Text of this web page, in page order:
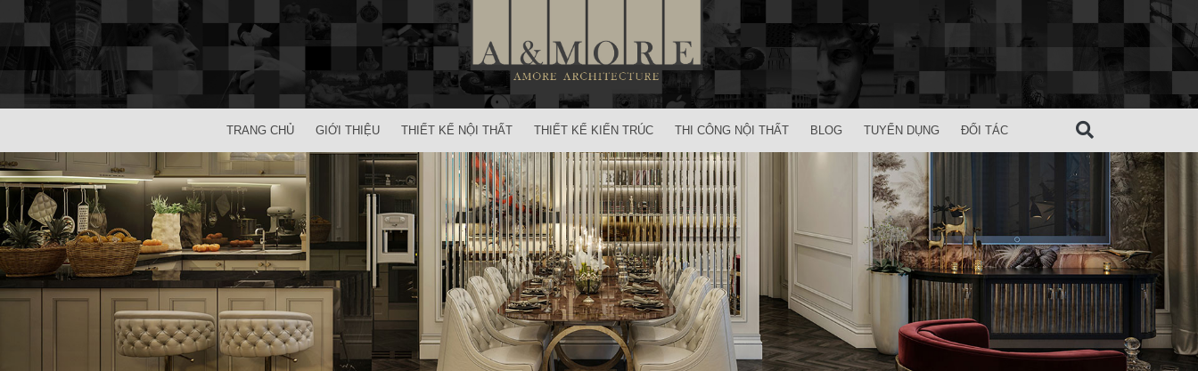
TRANG CHỦ GIỚI THIỆU THIẾT KẾ NỘI THẤT THIẾT KẾ KIẾN TRÚC THI CÔNG NỘI THẤT BLOG TUYỂN DỤNG ĐỐI TÁC